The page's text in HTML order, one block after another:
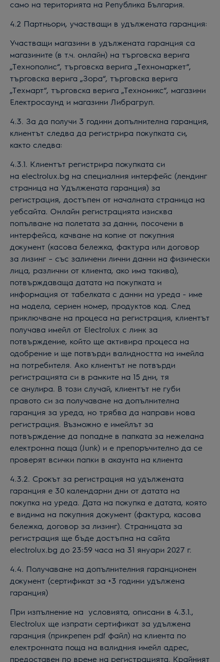
само на територията на Република България.
4.2 Партньори, участващи в удължената гаранция:
Участващи магазини в удължената гаранция са
магазините (в т.ч. онлайн) на търговска верига
„Технополис“, търговска верига „Техномаркет“,
търговска верига „Зора“, търговска верига
„Техмарт“, търговска верига „Техномикс“, магазини
Електросаунд и магазини Либрагруп.
4.3. За да получи 3 години допълнителна гаранция,
клиентът следва да регистрира покупката си,
както следва:
4.3.1. Клиентът регистрира покупката си
на electrolux.bg на специалния интерфейс (лендинг
страница на Удължената гаранция) за
регистрация, достъпен от началната страница на
уебсайта. Онлайн регистрацията изисква
попълване на полетата за данни, посочени в
интерфейса, качване на копие от покупния
документ (касова бележка, фактура или договор
за лизинг – със заличени лични данни на физически
лица, различни от клиента, ако има такива),
потвърждаваща датата на покупката и
информация от табелката с данни на уреда - име
на модела, сериен номер, продуктов код. След
приключване на процеса на регистрация, клиентът
получава имейл от Electrolux с линк за
потвърждение, който ще активира процеса на
одобрение и ще потвърди валидността на имейла
на потребителя. Ако клиентът не потвърди
регистрацията си в рамките на 15 дни, тя
се анулира. В този случай, клиентът не губи
правото си за получаване на допълнителна
гаранция за уреда, но трябва да направи нова
регистрация. Възможно е имейлът за
потвърждение да попадне в папката за нежелана
електронна поща (Junk) и е препоръчително да се
проверят всички папки в акаунта на клиента
4.3.2. Срокът за регистрация на удължената
гаранция е 30 календарни дни от датата на
покупка на уреда. Дата на покупка е датата, която
е видима на покупния документ (фактура, касова
бележка, договор за лизинг). Страницата за
регистрация ще бъде достъпна на сайта
electrolux.bg до 23:59 часа на 31 януари 2027 г.
4.4. Получаване на допълнителния гаранционен
документ (сертификат за +3 години удължена
гаранция)
При изпълнение на условията, описани в 4.3.1.,
Electrolux ще изпрати сертификат за удължена
гаранция (прикрепен pdf файл) на клиента по
електронната поща на валидния имейл адрес,
предоставен по време на регистрацията. Крайният